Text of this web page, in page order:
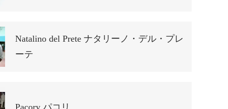
Natalino del Prete ナタリーノ・デル・プレ
ーテ
Pacory パコリ